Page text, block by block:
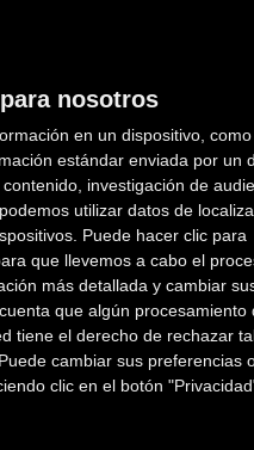
nosotros
en un dispositivo, como
estándar enviada por un
investigación de
utilizar datos de
Puede hacer clic para
que llevemos a cabo el
más detallada y cambiar
que algún procesamiento
tiene el derecho de rechazar
cambiar sus preferencias
clic en el botón
Seguros
La joven
Bizkaia-